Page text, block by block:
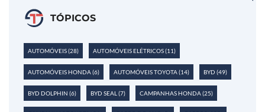
TÓPICOS
AUTOMÓVEIS(28) AUTOMÓVEIS ELÉTRICOS(11)
AUTOMÓVEIS HONDA(6) AUTOMÓVEIS TOYOTA(14) BYD (49)
BYD DOLPHIN (6) BYD SEAL (7) CAMPANHAS HONDA(25)